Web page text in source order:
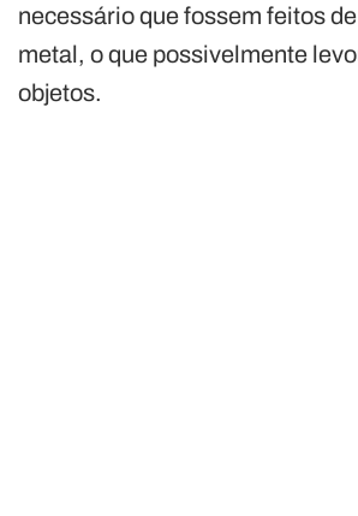
necessário que fossem feitos
metal, o que possivelmente
objetos.